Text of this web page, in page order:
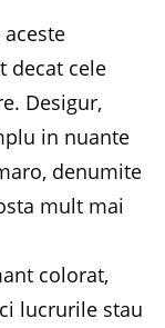
decat cele
Desigur,
in nuante
denumite
mult mai
colorat,
lucrurile stau